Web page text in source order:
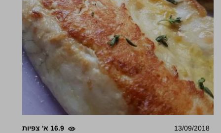
13/09/2018 16.9 א' צפיות